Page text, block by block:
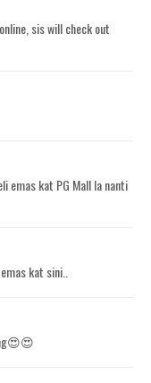
sis will check out
emas kat PG Mall la nanti
kat sini..